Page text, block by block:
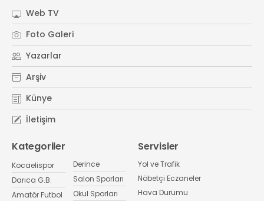
Web TV
Foto Galeri
Yazarlar
Arşiv
Künye
İletişim
Kategoriler
Kocaelispor
Darıca G.B.
Amatör Futbol
Derince
Salon Sporları
Okul Sporları
Servisler
Yol ve Trafik
Nöbetçi Eczaneler
Hava Durumu